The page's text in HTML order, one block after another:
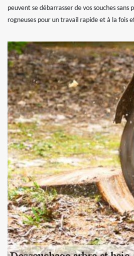
peuvent se débarrasser de vos souches sans
rogneuses pour un travail rapide et à la fois